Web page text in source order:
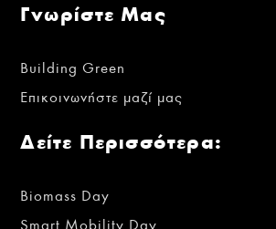
Γνωρίστε Μας
Building Green
Επικοινωνήστε μαζί μας
Δείτε Περισσότερα:
Biomass Day
Smart Mobility Day